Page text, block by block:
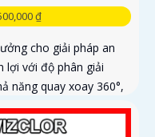
₫
cho giải pháp an
lợi với độ phân giải
năng quay xoay 360°,
tiện, cảnh báo tức thì